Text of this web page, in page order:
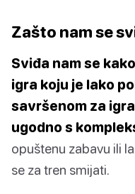
Zašto nam se
Sviđa nam se
igra koju je lako
savršenom za
ugodno s
opuštenu zabavu ili
se za tren smijati.